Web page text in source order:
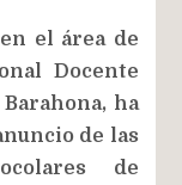
el área de
Docente
ha
de las
de